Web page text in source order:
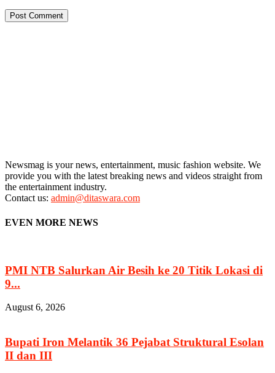
Newsmag is your news, entertainment, music fashion website. We
provide you with the latest breaking news and videos straight from
the entertainment industry.
Contact us: admin@ditaswara.com
EVEN MORE NEWS
PMI NTB Salurkan Air Besih ke 20 Titik Lokasi di
9...
August 6, 2026
Bupati Iron Melantik 36 Pejabat Struktural Esolan
II dan III